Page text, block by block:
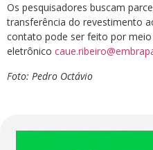
Os pesquisadores buscam
transferência do revestimento
contato pode ser feito por
eletrônico
Foto: Pedro Octávio